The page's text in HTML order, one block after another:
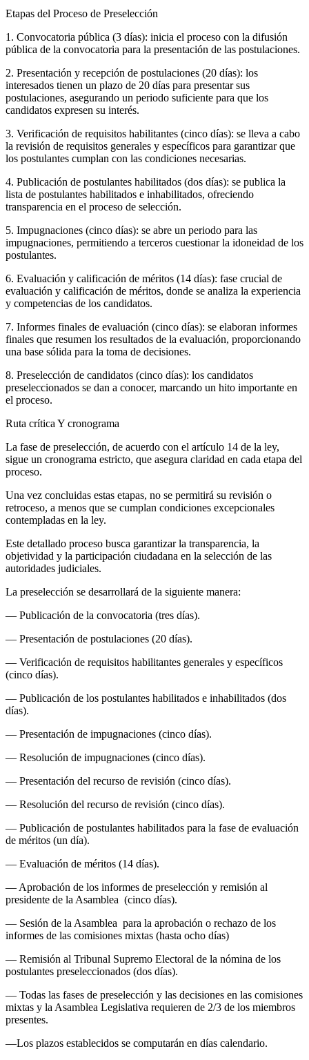
Etapas del Proceso de Preselección
1. Convocatoria pública (3 días): inicia el proceso con la difusión
pública de la convocatoria para la presentación de las postulaciones.
2. Presentación y recepción de postulaciones (20 días): los
interesados tienen un plazo de 20 días para presentar sus
postulaciones, asegurando un periodo suficiente para que los
candidatos expresen su interés.
3. Verificación de requisitos habilitantes (cinco días): se lleva a cabo
la revisión de requisitos generales y específicos para garantizar que
los postulantes cumplan con las condiciones necesarias.
4. Publicación de postulantes habilitados (dos días): se publica la
lista de postulantes habilitados e inhabilitados, ofreciendo
transparencia en el proceso de selección.
5. Impugnaciones (cinco días): se abre un periodo para las
impugnaciones, permitiendo a terceros cuestionar la idoneidad de los
postulantes.
6. Evaluación y calificación de méritos (14 días): fase crucial de
evaluación y calificación de méritos, donde se analiza la experiencia
y competencias de los candidatos.
7. Informes finales de evaluación (cinco días): se elaboran informes
finales que resumen los resultados de la evaluación, proporcionando
una base sólida para la toma de decisiones.
8. Preselección de candidatos (cinco días): los candidatos
preseleccionados se dan a conocer, marcando un hito importante en
el proceso.
Ruta crítica Y cronograma
La fase de preselección, de acuerdo con el artículo 14 de la ley,
sigue un cronograma estricto, que asegura claridad en cada etapa del
proceso.
Una vez concluidas estas etapas, no se permitirá su revisión o
retroceso, a menos que se cumplan condiciones excepcionales
contempladas en la ley.
Este detallado proceso busca garantizar la transparencia, la
objetividad y la participación ciudadana en la selección de las
autoridades judiciales.
La preselección se desarrollará de la siguiente manera:
— Publicación de la convocatoria (tres días).
— Presentación de postulaciones (20 días).
— Verificación de requisitos habilitantes generales y específicos
(cinco días).
— Publicación de los postulantes habilitados e inhabilitados (dos
días).
— Presentación de impugnaciones (cinco días).
— Resolución de impugnaciones (cinco días).
— Presentación del recurso de revisión (cinco días).
— Resolución del recurso de revisión (cinco días).
— Publicación de postulantes habilitados para la fase de evaluación
de méritos (un día).
— Evaluación de méritos (14 días).
— Aprobación de los informes de preselección y remisión al
presidente de la Asamblea (cinco días).
— Sesión de la Asamblea para la aprobación o rechazo de los
informes de las comisiones mixtas (hasta ocho días)
— Remisión al Tribunal Supremo Electoral de la nómina de los
postulantes preseleccionados (dos días).
— Todas las fases de preselección y las decisiones en las comisiones
mixtas y la Asamblea Legislativa requieren de 2/3 de los miembros
presentes.
—Los plazos establecidos se computarán en días calendario.